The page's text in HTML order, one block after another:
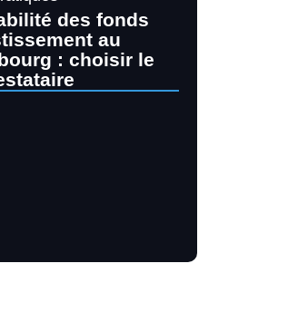
des fonds
au
: choisir le